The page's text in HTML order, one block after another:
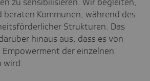
Kommunen, während des
Strukturen. Das
hinaus aus, dass es von
der einzelnen
wird.